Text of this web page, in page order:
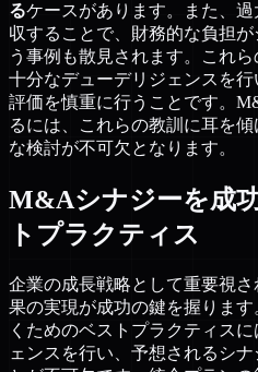
るケースがあります。また、
収することで、財務的な負担
う事例も散見されます。これ
十分なデューデリジェンスを
評価を慎重に行うことです。
るには、これらの教訓に耳を
な検討が不可欠となります。
M&Aシナジーを成
トプラクティス
企業の成長戦略として重要視
果の実現が成功の鍵を握りま
くためのベストプラクティス
ェンスを行い、予想されるシ